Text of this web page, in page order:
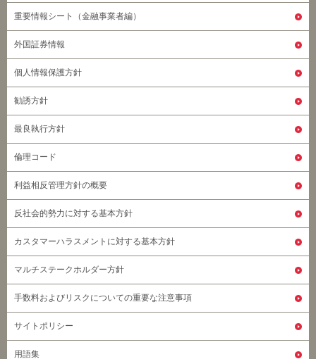
重要情報シート（金融事業者編）
外国証券情報
個人情報保護方針
勧誘方針
最良執行方針
倫理コード
利益相反管理方針の概要
反社会的勢力に対する基本方針
カスタマーハラスメントに対する基本方針
マルチステークホルダー方針
手数料およびリスクについての重要な注意事項
サイトポリシー
用語集